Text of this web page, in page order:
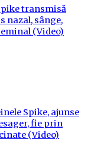
transmisă
nazal, sânge,
(Video)
Spike, ajunse
fie prin
(Video)